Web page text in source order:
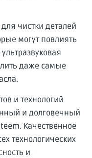
для чистки деталей
могут повлиять
даже самые
и технологий
и долговечный
Качественное
технологических
и